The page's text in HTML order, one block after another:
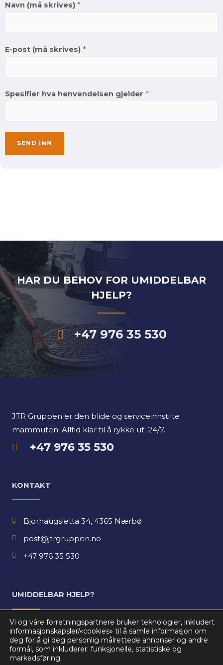
Navn (må skrives) *
E-post (må skrives) *
Spesifier hva henvendelsen gjelder *
SEND INN
HAR DU BEHOV FOR UMIDDELBAR
HJELP?
+47 976 35 530
JTR Gruppen er den blide og serviceinnstilte
mammuten. Alltid klar til å rykke ut. 24/7.
+47 976 35 530
KONTAKT
Bjorhaugsletta 34, 4365 Nærbø
post@jtrgruppen.no
+47 976 35 530
UMIDDELBAR HJELP?
Vi rykker ut 24/7.
Ring+47 976 35 530
Vi og våre forretningspartnere bruker teknologier, inkludert
informasjonskapsler/«cookies» til å samle informasjon om
deg for å gi deg personlig målrettede annonser og andre
formål, som inkluderer: funksjonelle, statistiske og
markedsføring.